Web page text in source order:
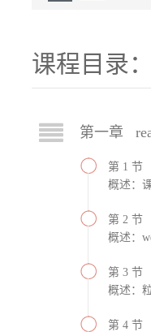
课程目录：
第一章
第 1 节
概述：
第 2 节
概述：
第 3 节
概述：
第 4 节